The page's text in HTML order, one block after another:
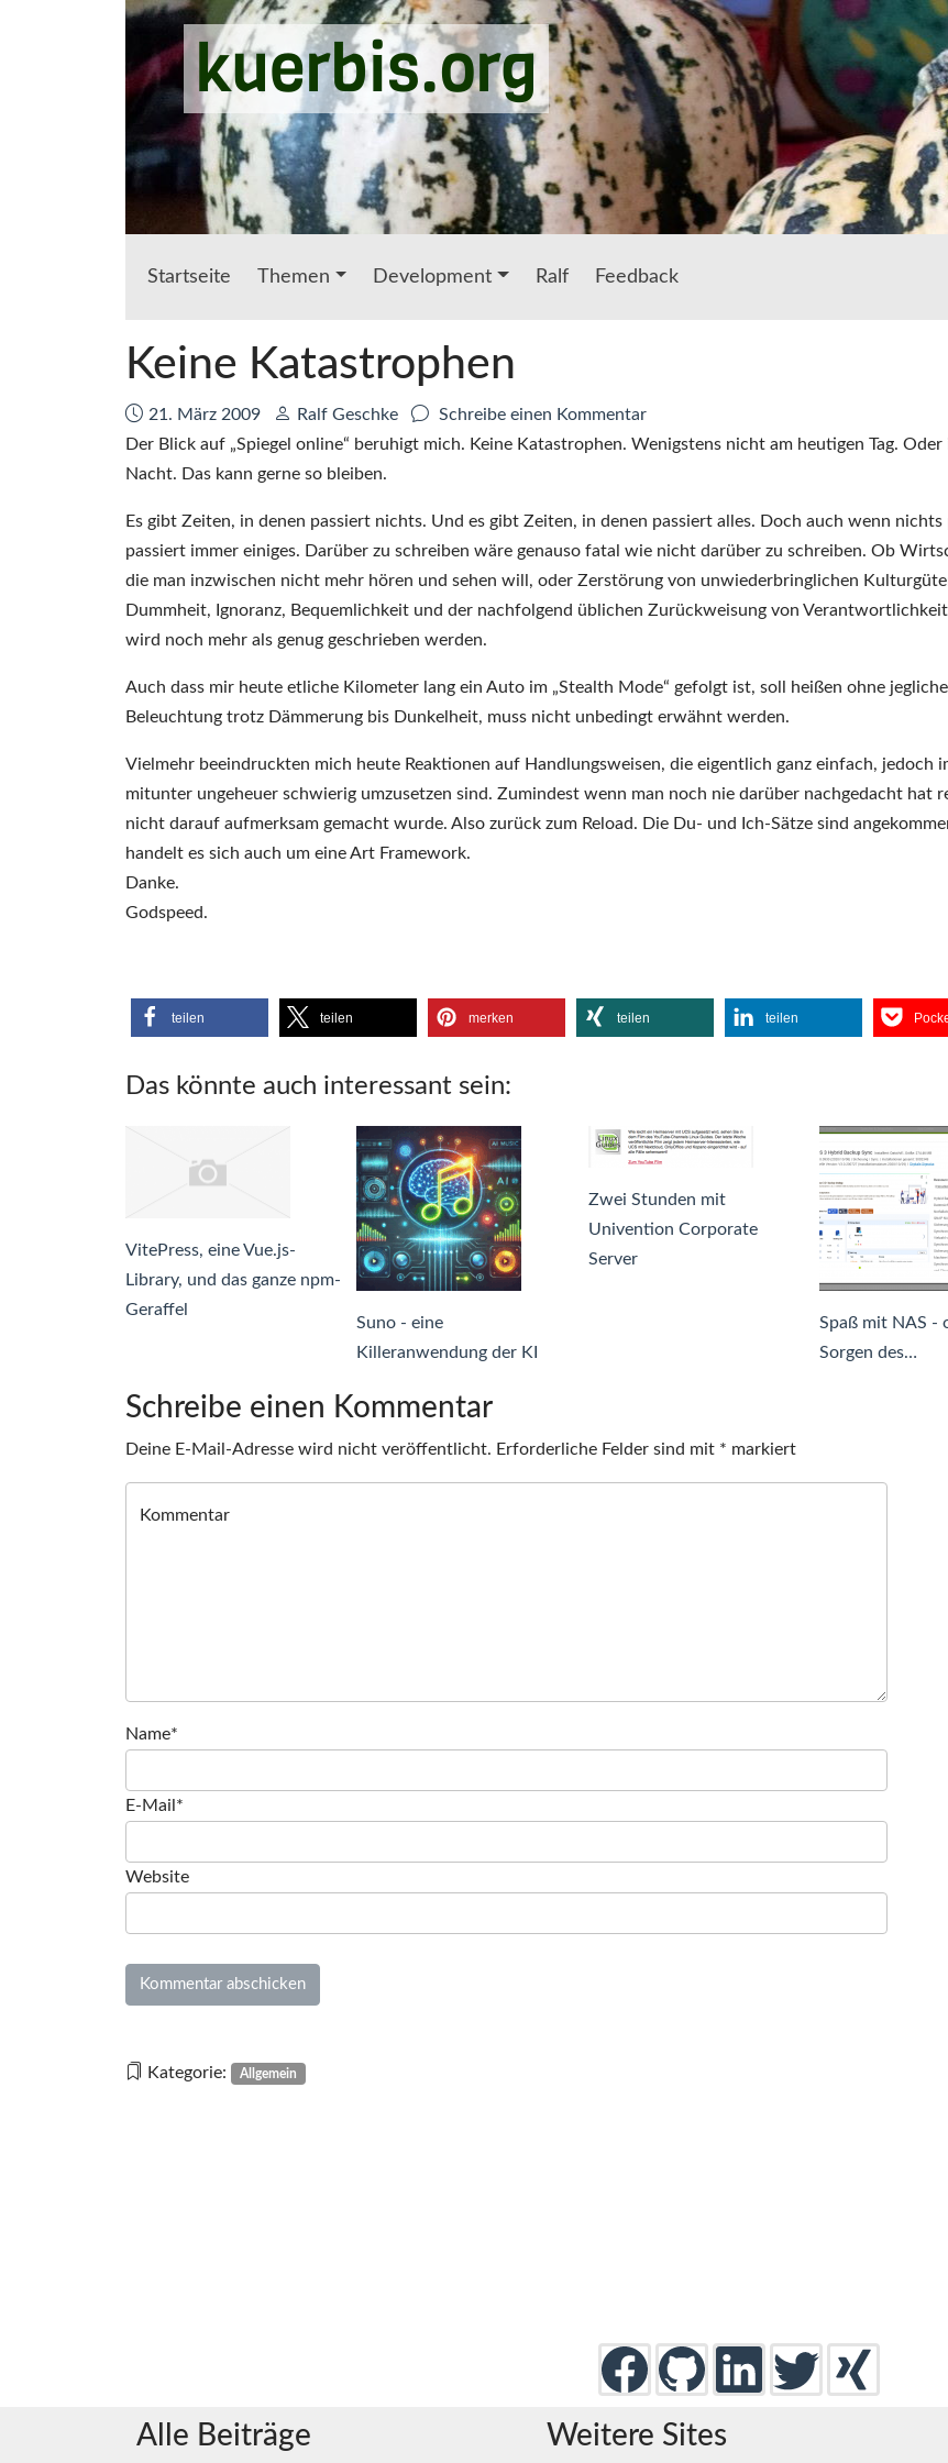
Zum Hauptinhalt springenkuerbis.org
Startseite Themen Development Ralf Feedback
Keine Katastrophen
Datum:
21. März 2009 Autor:
Ralf Geschke Schreibe einen Kommentarzu
Keine
Der Blick auf „Spiegel online“ beruhigt mich. Keine Katastrophen. Wenigstens nicht am heutigen Tag. Oder
Nacht. Das kann gerne so bleiben.
Es gibt Zeiten, in denen passiert nichts. Und es gibt Zeiten, in denen passiert alles. Doch auch wenn nichts
passiert immer einiges. Darüber zu schreiben wäre genauso fatal wie nicht darüber zu schreiben. Ob
die man inzwischen nicht mehr hören und sehen will, oder Zerstörung von unwiederbringlichen
Dummheit, Ignoranz, Bequemlichkeit und der nachfolgend üblichen Zurückweisung von
wird noch mehr als genug geschrieben werden.
Auch dass mir heute etliche Kilometer lang ein Auto im „Stealth Mode“ gefolgt ist, soll heißen ohne jegliche
Beleuchtung trotz Dämmerung bis Dunkelheit, muss nicht unbedingt erwähnt werden.
Vielmehr beeindruckten mich heute Reaktionen auf Handlungsweisen, die eigentlich ganz einfach, jedoch
mitunter ungeheuer schwierig umzusetzen sind. Zumindest wenn man noch nie darüber nachgedacht hat
nicht darauf aufmerksam gemacht wurde. Also zurück zum Reload. Die Du- und Ich-Sätze sind
handelt es sich auch um eine Art Framework.
Danke.
Godspeed.
teilen teilen merken teilen teilen
Das könnte auch interessant sein:
VitePress, eine Vue.js-
Library, und das ganze npm-
Geraffel
Suno - eine
Killeranwendung der KI
Zwei Stunden mit
Univention Corporate
Server
Spaß mit NAS -
Sorgen des…
Schreibe einen Kommentar
Deine E-Mail-Adresse wird nicht veröffentlicht. Erforderliche Felder sind mit * markiert
Kommentar
Name*
E-Mail*
Website
Kategorie: Allgemein
Alle Beiträge Weitere Sites